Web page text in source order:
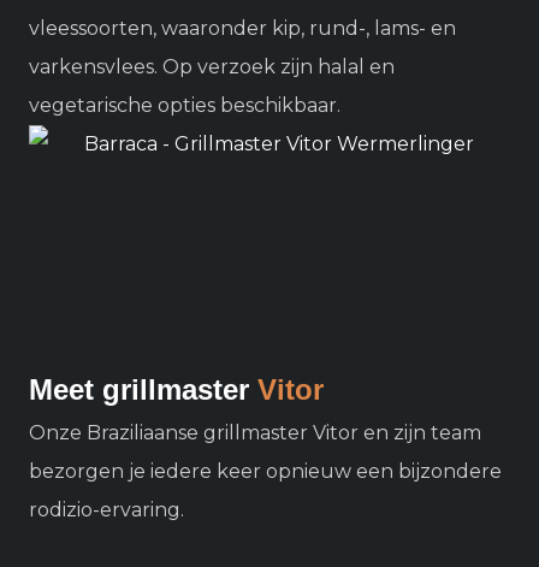
vleessoorten, waaronder kip, rund-, lams- en
varkensvlees. Op verzoek zijn halal en
vegetarische opties beschikbaar.
Meet grillmaster Vitor
Onze Braziliaanse grillmaster Vitor en zijn team
bezorgen je iedere keer opnieuw een bijzondere
rodizio-ervaring.